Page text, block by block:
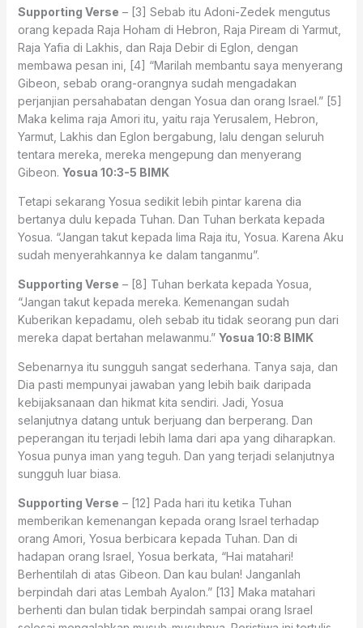
Supporting Verse – [3] Sebab itu Adoni-Zedek mengutus
orang kepada Raja Hoham di Hebron, Raja Piream di Yarmut,
Raja Yafia di Lakhis, dan Raja Debir di Eglon, dengan
membawa pesan ini, [4] “Marilah membantu saya menyerang
Gibeon, sebab orang-orangnya sudah mengadakan
perjanjian persahabatan dengan Yosua dan orang Israel.” [5]
Maka kelima raja Amori itu, yaitu raja Yerusalem, Hebron,
Yarmut, Lakhis dan Eglon bergabung, lalu dengan seluruh
tentara mereka, mereka mengepung dan menyerang
Gibeon. Yosua 10:3-5 BIMK
Tetapi sekarang Yosua sedikit lebih pintar karena dia
bertanya dulu kepada Tuhan. Dan Tuhan berkata kepada
Yosua. “Jangan takut kepada lima Raja itu, Yosua. Karena Aku
sudah menyerahkannya ke dalam tanganmu”.
Supporting Verse – [8] Tuhan berkata kepada Yosua,
“Jangan takut kepada mereka. Kemenangan sudah
Kuberikan kepadamu, oleh sebab itu tidak seorang pun dari
mereka dapat bertahan melawanmu.” Yosua 10:8 BIMK
Sebenarnya itu sungguh sangat sederhana. Tanya saja, dan
Dia pasti mempunyai jawaban yang lebih baik daripada
kebijaksanaan dan hikmat kita sendiri. Jadi, Yosua
selanjutnya datang untuk berjuang dan berperang. Dan
peperangan itu terjadi lebih lama dari apa yang diharapkan.
Yosua punya iman yang teguh. Dan yang terjadi selanjutnya
sungguh luar biasa.
Supporting Verse – [12] Pada hari itu ketika Tuhan
memberikan kemenangan kepada orang Israel terhadap
orang Amori, Yosua berbicara kepada Tuhan. Dan di
hadapan orang Israel, Yosua berkata, “Hai matahari!
Berhentilah di atas Gibeon. Dan kau bulan! Janganlah
berpindah dari atas Lembah Ayalon.” [13] Maka matahari
berhenti dan bulan tidak berpindah sampai orang Israel